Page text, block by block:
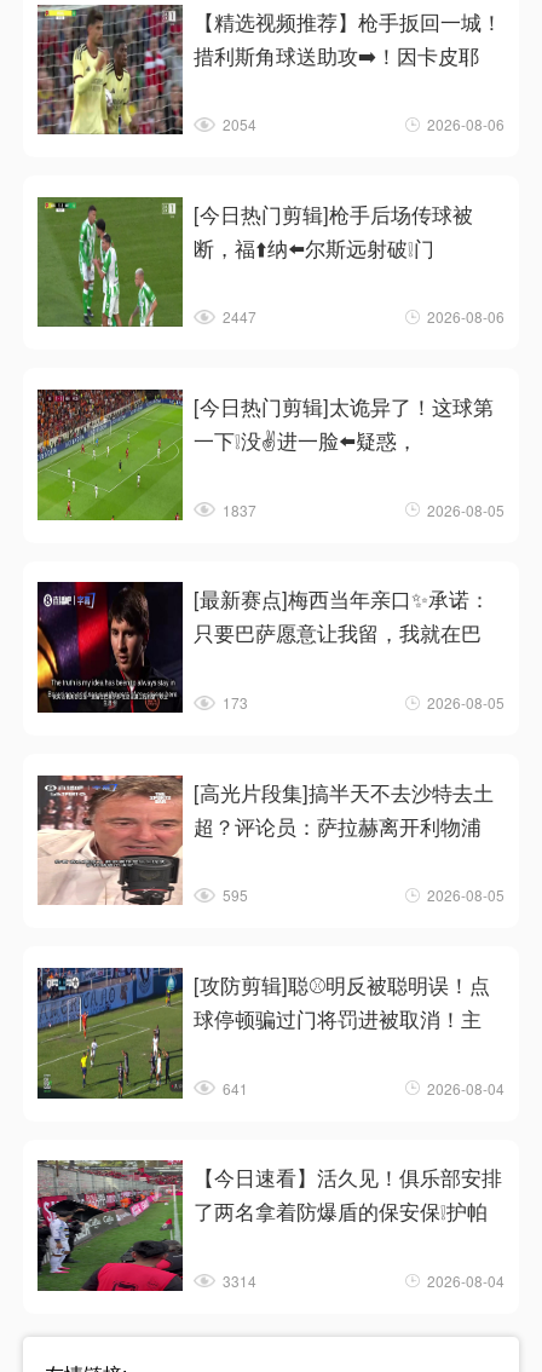
【精选视频推荐】枪手扳回一城！
措利斯角球送助攻➡️！因卡皮耶
2054 2026-08-06
[今日热门剪辑]枪手后场传球被
断，福⬆️纳⬅️尔斯远射破❕门
2447 2026-08-06
[今日热门剪辑]太诡异了！这球第
一下❕没✌️进一脸⬅️疑惑，
1837 2026-08-05
[最新赛点]梅西当年亲口✨承诺：
只要巴萨愿意让我留，我就在巴
173 2026-08-05
[高光片段集]搞半天不去沙特去土
超？评论员：萨拉赫离开利物浦
595 2026-08-05
[攻防剪辑]聪⚾明反被聪明误！点
球停顿骗过门将罚进被取消！主
641 2026-08-04
【今日速看】活久见！俱乐部安排
了两名拿着防爆盾的保安保❕护帕
3314 2026-08-04